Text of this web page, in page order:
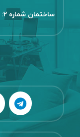
ساختمان شماره 2: